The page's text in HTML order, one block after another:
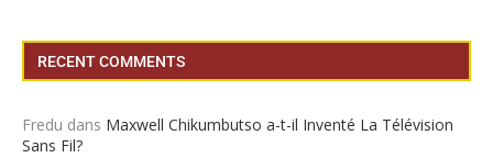
RECENT COMMENTS
Fredu dans Maxwell Chikumbutso a-t-il Inventé La Télévision
Sans Fil?